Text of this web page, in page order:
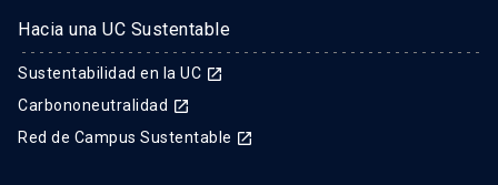
Hacia una UC Sustentable
Sustentabilidad en la UC launch
Carbononeutralidad launch
Red de Campus Sustentable launch